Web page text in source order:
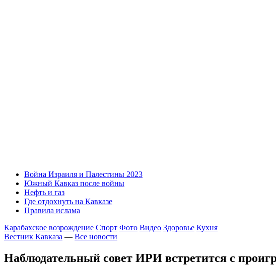
Война Израиля и Палестины 2023
Южный Кавказ после войны
Нефть и газ
Где отдохнуть на Кавказе
Правила ислама
Карабахское возрождение Спорт Фото Видео Здоровье Кухня
Вестник Кавказа — Все новости
Наблюдательный совет ИРИ встретится с